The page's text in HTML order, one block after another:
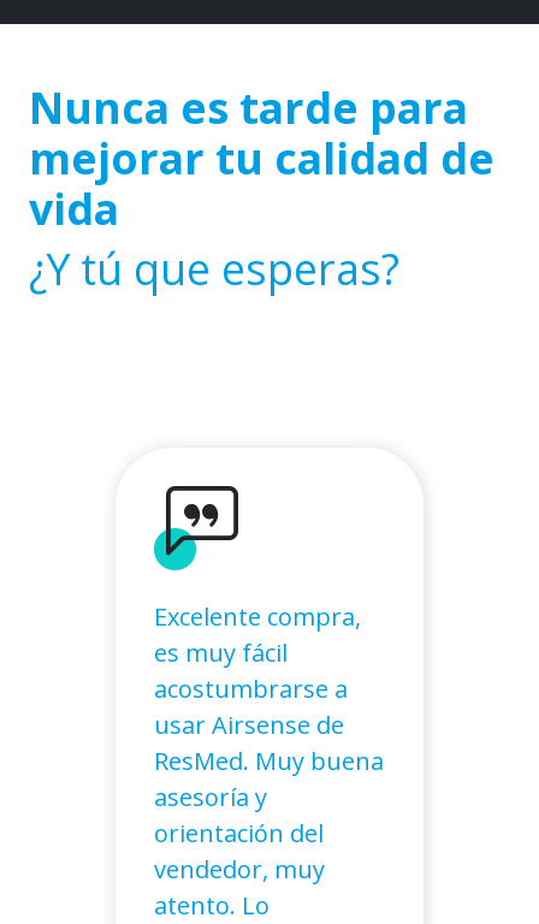
Nunca es tarde para
mejorar tu calidad de
vida
¿Y tú que esperas?
Marcela
Molina
Excelente compra,
es muy fácil
acostumbrarse a
usar Airsense de
ResMed. Muy buena
asesoría y
orientación del
vendedor, muy
atento. Lo